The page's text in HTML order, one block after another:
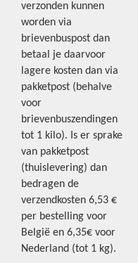
verzonden kunnen
worden via
brievenbuspost dan
betaal je daarvoor
lagere kosten dan via
pakketpost (behalve
voor
brievenbuszendingen
tot 1 kilo). Is er sprake
van pakketpost
(thuislevering) dan
bedragen de
verzendkosten 6,53 €
per bestelling voor
België en 6,35€ voor
Nederland (tot 1 kg).